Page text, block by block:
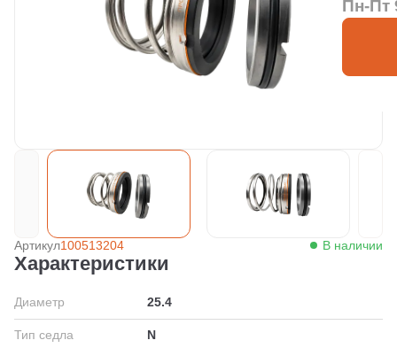
Артикул100513204 В наличии
Характеристики
Диаметр 25.4
Тип седла N
Пн-Пт